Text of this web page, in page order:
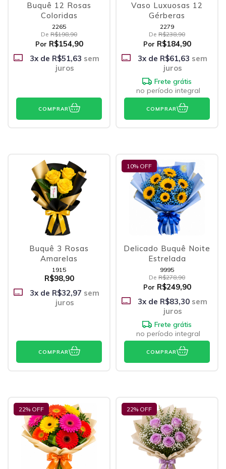
Buquê 12 Rosas
Coloridas
2265
De R$198,90
Por R$154,90
3x de R$51,63 sem
juros
COMPRAR
Vaso Luxuosas 12
Gérberas
2279
De R$238,90
Por R$184,90
3x de R$61,63 sem
juros
Frete grátis
no período integral
COMPRAR
Buquê 3 Rosas
Amarelas
1915
R$98,90
3x de R$32,97 sem
juros
COMPRAR
10% OFF
Delicado Buquê Noite
Estrelada
9995
De R$278,90
Por R$249,90
3x de R$83,30 sem
juros
Frete grátis
no período integral
COMPRAR
22% OFF 22% OFF